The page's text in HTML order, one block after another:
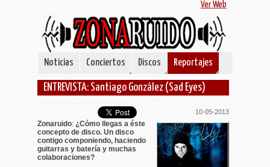
Ver Web
Noticias Conciertos Discos Reportajes
ENTREVISTA: Santiago González (Sad Eyes)
10-05-2013
Zonaruido: ¿Cómo llegas a éste
concepto de disco. Un disco
contigo componiendo, haciendo
guitarras y batería y muchas
colaboraciones?